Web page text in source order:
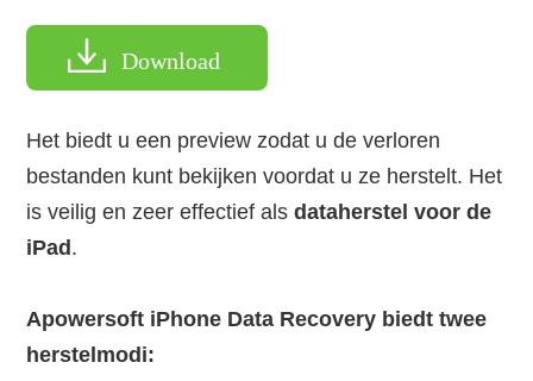
Download
Het biedt u een preview zodat u de verloren
bestanden kunt bekijken voordat u ze herstelt. Het
is veilig en zeer effectief alsdataherstel voor de
iPad.
Apowersoft iPhone Data Recovery biedt twee
herstelmodi: